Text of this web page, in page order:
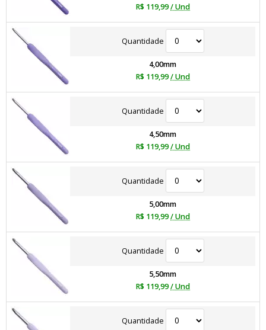
R$ 119,99/ Und
Quantidade
4,00mm
R$ 119,99/ Und
Quantidade
4,50mm
R$ 119,99/ Und
Quantidade
5,00mm
R$ 119,99/ Und
Quantidade
5,50mm
R$ 119,99/ Und
Quantidade